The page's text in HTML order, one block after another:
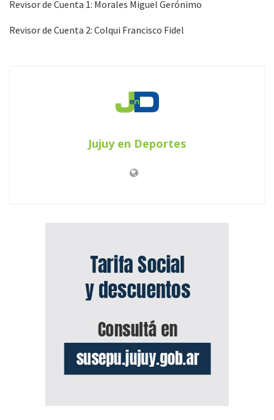
Revisor de Cuenta 1: Morales Miguel Gerónimo
Revisor de Cuenta 2: Colqui Francisco Fidel
Jujuy en Deportes